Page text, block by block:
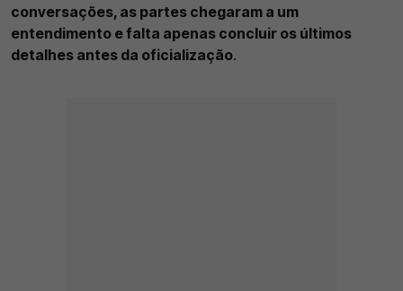
conversações, as partes chegaram a um
entendimento e falta apenas concluir os últimos
detalhes antes da oficialização.